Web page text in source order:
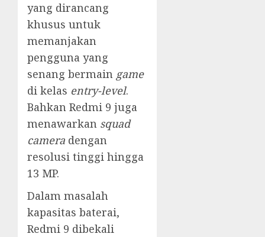
yang dirancang
khusus untuk
memanjakan
pengguna yang
senang bermain game
di kelas entry-level.
Bahkan Redmi 9 juga
menawarkan squad
camera dengan
resolusi tinggi hingga
13 MP.
Dalam masalah
kapasitas baterai,
Redmi 9 dibekali